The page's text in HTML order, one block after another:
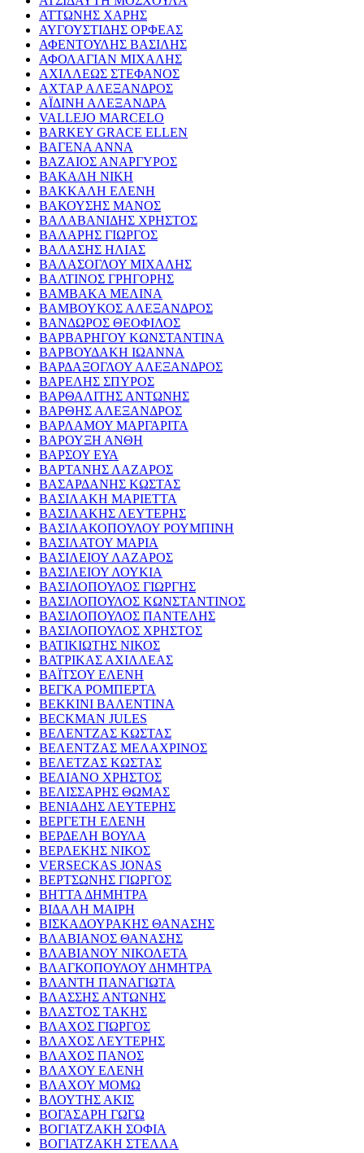
ΑΤΤΩΝΗΣ ΧΑΡΗΣ
ΑΥΓΟΥΣΤΙΔΗΣ ΟΡΦΕΑΣ
ΑΦΕΝΤΟΥΛΗΣ ΒΑΣΙΛΗΣ
ΑΦΟΛΑΓΙΑΝ ΜΙΧΑΛΗΣ
ΑΧΙΛΛΕΩΣ ΣΤΕΦΑΝΟΣ
ΑΧΤΑΡ ΑΛΕΞΑΝΔΡΟΣ
ΑΪΔΙΝΗ ΑΛΕΞΑΝΔΡΑ
VALLEJO MARCELO
BARKEY GRACE ELLEN
ΒΑΓΕΝΑ ΑΝΝΑ
ΒΑΖΑΙΟΣ ΑΝΑΡΓΥΡΟΣ
ΒΑΚΑΛΗ ΝΙΚΗ
ΒΑΚΚΑΛΗ ΕΛΕΝΗ
ΒΑΚΟΥΣΗΣ ΜΑΝΟΣ
ΒΑΛΑΒΑΝΙΔΗΣ ΧΡΗΣΤΟΣ
ΒΑΛΑΡΗΣ ΓΙΩΡΓΟΣ
ΒΑΛΑΣΗΣ ΗΛΙΑΣ
ΒΑΛΑΣΟΓΛΟΥ ΜΙΧΑΛΗΣ
ΒΑΛΤΙΝΟΣ ΓΡΗΓΟΡΗΣ
ΒΑΜΒΑΚΑ ΜΕΛΙΝΑ
ΒΑΜΒΟΥΚΟΣ ΑΛΕΞΑΝΔΡΟΣ
ΒΑΝΔΩΡΟΣ ΘΕΟΦΙΛΟΣ
ΒΑΡΒΑΡΗΓΟΥ ΚΩΝΣΤΑΝΤΙΝΑ
ΒΑΡΒΟΥΔΑΚΗ ΙΩΑΝΝΑ
ΒΑΡΔΑΞΟΓΛΟΥ ΑΛΕΞΑΝΔΡΟΣ
ΒΑΡΕΛΗΣ ΣΠΥΡΟΣ
ΒΑΡΘΑΛΙΤΗΣ ΑΝΤΩΝΗΣ
ΒΑΡΘΗΣ ΑΛΕΞΑΝΔΡΟΣ
ΒΑΡΛΑΜΟΥ ΜΑΡΓΑΡΙΤΑ
ΒΑΡΟΥΞΗ ΑΝΘΗ
ΒΑΡΣΟΥ ΕΥΑ
ΒΑΡΤΑΝΗΣ ΛΑΖΑΡΟΣ
ΒΑΣΑΡΔΑΝΗΣ ΚΩΣΤΑΣ
ΒΑΣΙΛΑΚΗ ΜΑΡΙΕΤΤΑ
ΒΑΣΙΛΑΚΗΣ ΛΕΥΤΕΡΗΣ
ΒΑΣΙΛΑΚΟΠΟΥΛΟΥ ΡΟΥΜΠΙΝΗ
ΒΑΣΙΛΑΤΟΥ ΜΑΡΙΑ
ΒΑΣΙΛΕΙΟΥ ΛΑΖΑΡΟΣ
ΒΑΣΙΛΕΙΟΥ ΛΟΥΚΙΑ
ΒΑΣΙΛΟΠΟΥΛΟΣ ΓΙΩΡΓΗΣ
ΒΑΣΙΛΟΠΟΥΛΟΣ ΚΩΝΣΤΑΝΤΙΝΟΣ
ΒΑΣΙΛΟΠΟΥΛΟΣ ΠΑΝΤΕΛΗΣ
ΒΑΣΙΛΟΠΟΥΛΟΣ ΧΡΗΣΤΟΣ
ΒΑΤΙΚΙΩΤΗΣ ΝΙΚΟΣ
ΒΑΤΡΙΚΑΣ ΑΧΙΛΛΕΑΣ
ΒΑΪΤΣΟΥ ΕΛΕΝΗ
ΒΕΓΚΑ ΡΟΜΠΕΡΤΑ
ΒΕΚΚΙΝΙ ΒΑΛΕΝΤΙΝΑ
BECKMAN JULES
ΒΕΛΕΝΤΖΑΣ ΚΩΣΤΑΣ
ΒΕΛΕΝΤΖΑΣ ΜΕΛΑΧΡΙΝΟΣ
ΒΕΛΕΤΖΑΣ ΚΩΣΤΑΣ
ΒΕΛΙΑΝΟ ΧΡΗΣΤΟΣ
ΒΕΛΙΣΣΑΡΗΣ ΘΩΜΑΣ
ΒΕΝΙΑΔΗΣ ΛΕΥΤΕΡΗΣ
ΒΕΡΓΕΤΗ ΕΛΕΝΗ
ΒΕΡΔΕΛΗ ΒΟΥΛΑ
ΒΕΡΛΕΚΗΣ ΝΙΚΟΣ
VERSECKAS JONAS
ΒΕΡΤΣΩΝΗΣ ΓΙΩΡΓΟΣ
ΒΗΤΤΑ ΔΗΜΗΤΡΑ
ΒΙΔΑΛΗ ΜΑΙΡΗ
ΒΙΣΚΑΔΟΥΡΑΚΗΣ ΘΑΝΑΣΗΣ
ΒΛΑΒΙΑΝΟΣ ΘΑΝΑΣΗΣ
ΒΛΑΒΙΑΝΟΥ ΝΙΚΟΛΕΤΑ
ΒΛΑΓΚΟΠΟΥΛΟΥ ΔΗΜΗΤΡΑ
ΒΛΑΝΤΗ ΠΑΝΑΓΙΩΤΑ
ΒΛΑΣΣΗΣ ΑΝΤΩΝΗΣ
ΒΛΑΣΤΟΣ ΤΑΚΗΣ
ΒΛΑΧΟΣ ΓΙΩΡΓΟΣ
ΒΛΑΧΟΣ ΛΕΥΤΕΡΗΣ
ΒΛΑΧΟΣ ΠΑΝΟΣ
ΒΛΑΧΟΥ ΕΛΕΝΗ
ΒΛΑΧΟΥ ΜΟΜΩ
ΒΛΟΥΤΗΣ ΑΚΙΣ
ΒΟΓΑΣΑΡΗ ΓΩΓΩ
ΒΟΓΙΑΤΖΑΚΗ ΣΟΦΙΑ
ΒΟΓΙΑΤΖΑΚΗ ΣΤΕΛΛΑ